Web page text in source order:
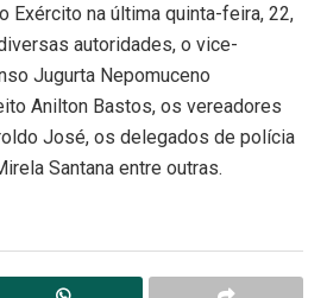
Exército na última quinta-feira, 22,
autoridades, o vice-
Jugurta Nepomuceno
Anilton Bastos, os vereadores
José, os delegados de polícia
Santana entre outras.